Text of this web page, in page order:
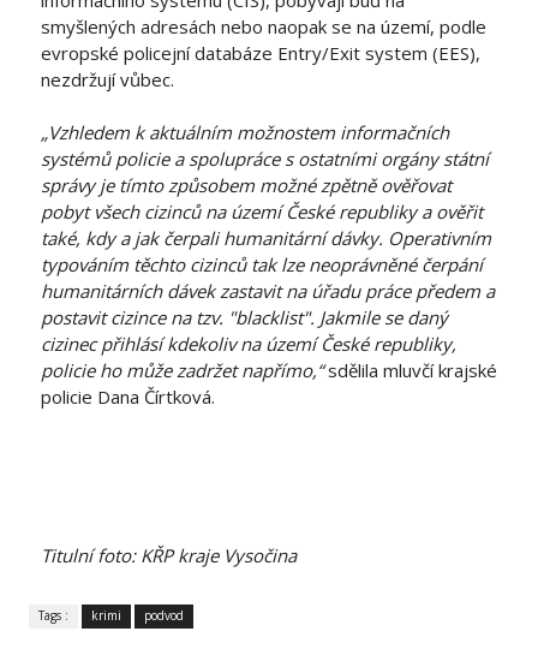
smyšlených adresách nebo naopak se na území, podle
evropské policejní databáze Entry/Exit system (EES),
nezdržují vůbec.
„Vzhledem k aktuálním možnostem informačních
systémů policie a spolupráce s ostatními orgány státní
správy je tímto způsobem možné zpětně ověřovat
pobyt všech cizinců na území České republiky a ověřit
také, kdy a jak čerpali humanitární dávky. Operativním
typováním těchto cizinců tak lze neoprávněné čerpání
humanitárních dávek zastavit na úřadu práce předem a
postavit cizince na tzv. "blacklist". Jakmile se daný
cizinec přihlásí kdekoliv na území České republiky,
policie ho může zadržet napřímo,“sdělila mluvčí krajské
policie Dana Čírtková.
Titulní foto: KŘP kraje Vysočina
Tags : krimi podvod